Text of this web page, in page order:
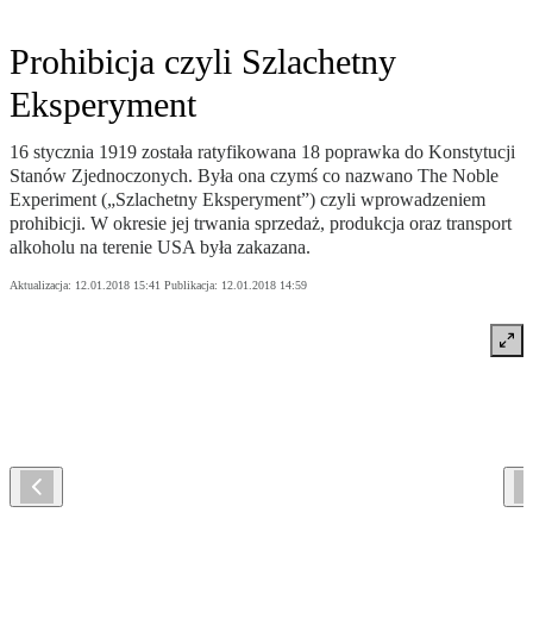
Prohibicja czyli Szlachetny
Eksperyment
16 stycznia 1919 została ratyfikowana 18 poprawka do Konstytucji
Stanów Zjednoczonych. Była ona czymś co nazwano The Noble
Experiment („Szlachetny Eksperyment”) czyli wprowadzeniem
prohibicji. W okresie jej trwania sprzedaż, produkcja oraz transport
alkoholu na terenie USA była zakazana.
Aktualizacja: 12.01.2018 15:41 Publikacja: 12.01.2018 14:59